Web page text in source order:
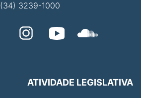
(34) 3239-1000
ATIVIDADE LEGISLATIVA